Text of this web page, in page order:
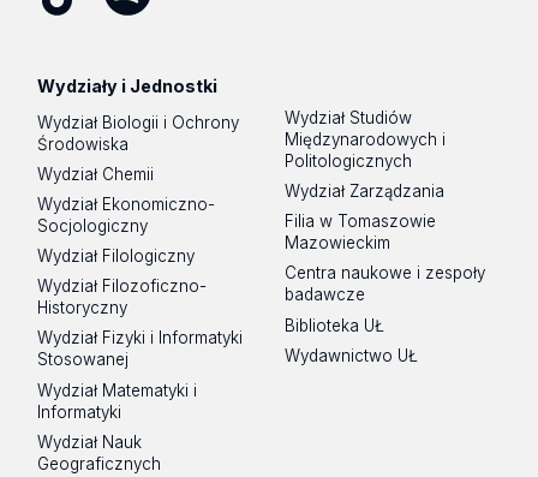
Wydziały i Jednostki
Wydział Biologii i Ochrony
Środowiska
Wydział Chemii
Wydział Ekonomiczno-
Socjologiczny
Wydział Filologiczny
Wydział Filozoficzno-
Historyczny
Wydział Fizyki i Informatyki
Stosowanej
Wydział Matematyki i
Informatyki
Wydział Nauk
Geograficznych
Wydział Studiów
Międzynarodowych i
Politologicznych
Wydział Zarządzania
Filia w Tomaszowie
Mazowieckim
Centra naukowe i zespoły
badawcze
Biblioteka UŁ
Wydawnictwo UŁ